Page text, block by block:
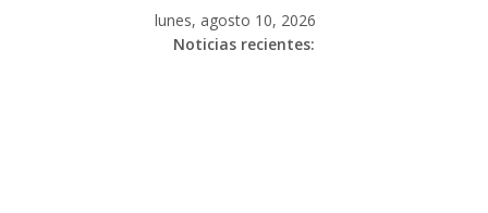
lunes, agosto 10, 2026
Noticias recientes: